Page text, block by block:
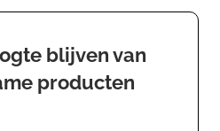
blijven van
producten